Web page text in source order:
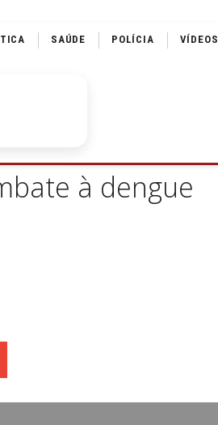
SAÚDE POLÍCIA VÍDEOS
à dengue